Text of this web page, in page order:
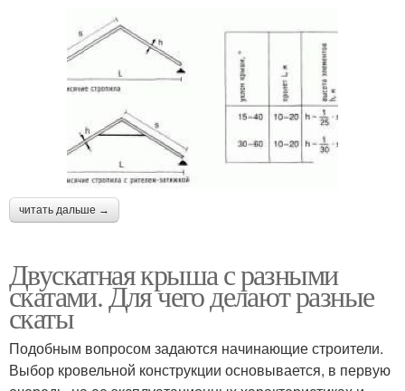
читать дальше →
Двускатная крыша с разными
скатами. Для чего делают разные
скаты
Подобным вопросом задаются начинающие строители.
Выбор кровельной конструкции основывается, в первую